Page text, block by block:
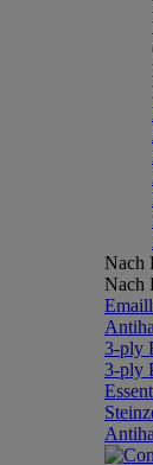
Nach
Nach
3-ply
3-ply